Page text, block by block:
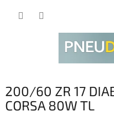
200/60 ZR 17
CORSA 80W TL